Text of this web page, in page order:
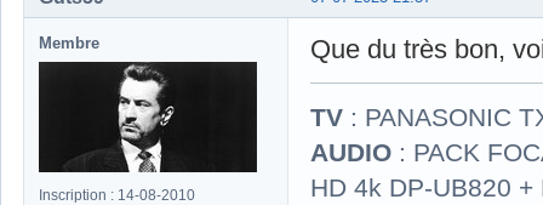
Membre
Inscription : 14-08-2010
Que du très bon,
TV : PANASONIC
AUDIO : PACK
HD 4k DP-UB820